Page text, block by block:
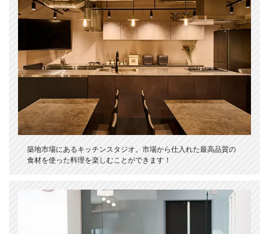
築地市場にあるキッチンスタジオ。市場から仕入れた最高品質の
食材を使った料理を楽しむことができます！